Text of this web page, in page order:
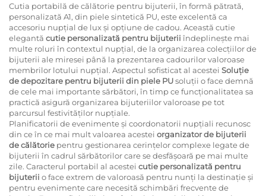
Cutia portabilă de călătorie pentru bijuterii, în formă pătrată,
personalizată A1, din piele sintetică PU, este excelentă ca
accesoriu nupțial de lux și opțiune de cadou. Această cutie
elegantă cutie personalizată pentru bijuterii îndeplinește mai
multe roluri în contextul nupțial, de la organizarea colecțiilor de
bijuterii ale miresei până la prezentarea cadourilor valoroase
membrilor lotului nupțial. Aspectul sofisticat al acestei Soluție
de depozitare pentru bijuterii din piele PUsoluții o face demnă
de cele mai importante sărbători, în timp ce funcționalitatea sa
practică asigură organizarea bijuteriilor valoroase pe tot
parcursul festivităților nupțiale.
Planificatorii de evenimente și coordonatorii nupțiali recunosc
din ce în ce mai mult valoarea acestei organizator de bijuterii
de călătorie pentru gestionarea cerințelor complexe legate de
bijuterii în cadrul sărbătorilor care se desfășoară pe mai multe
zile. Caracterul portabil al acestei cutie personalizată pentru
bijuterii o face extrem de valoroasă pentru nunți la destinație și
pentru evenimente care necesită schimbări frecvente de